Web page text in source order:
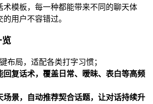
术模板，每一种都能带来不同的聊天体
用户不容错过。
览
布局，适配各类打字习惯；
回复话术，覆盖日常、暧昧、表白等高频
场景，自动推荐契合话题，让对话持续升